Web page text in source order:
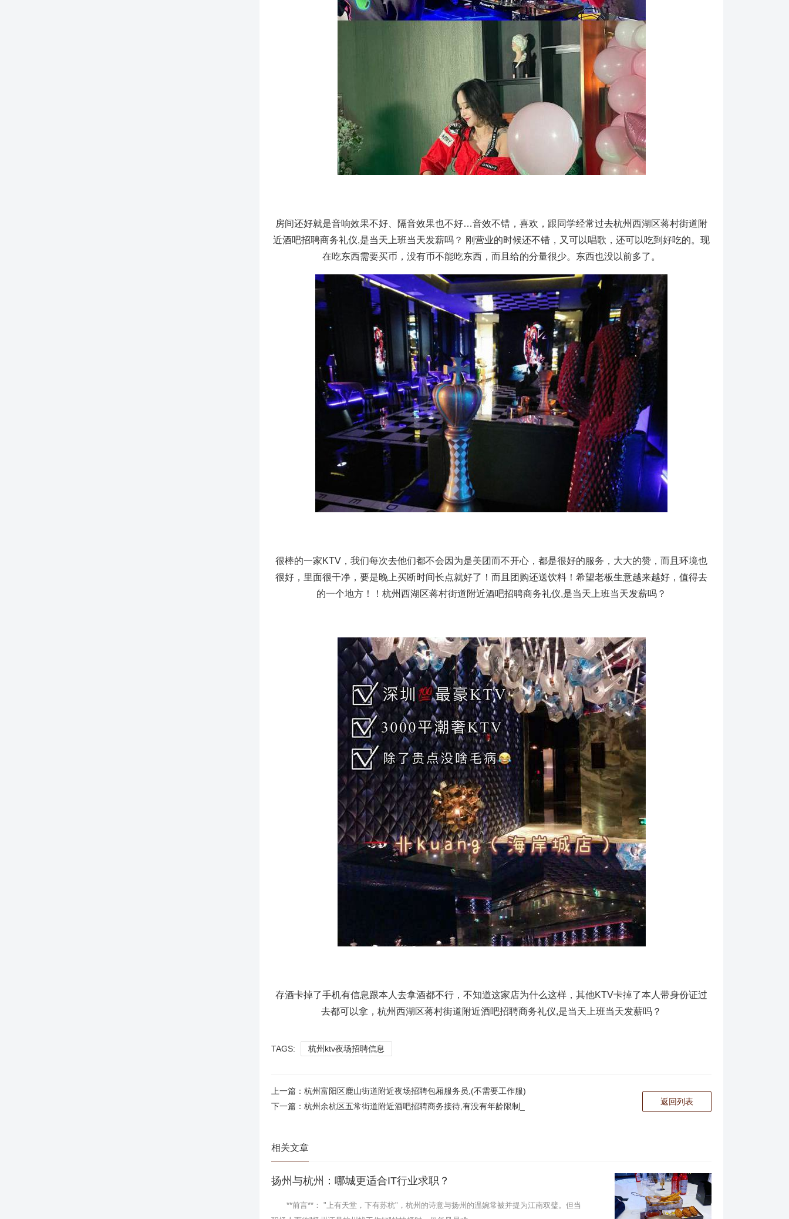
房间还好就是音响效果不好、隔音效果也不好…音效不错，喜欢，跟同学经常过去杭州西湖区蒋村街道附
近酒吧招聘商务礼仪,是当天上班当天发薪吗？ 刚营业的时候还不错，又可以唱歌，还可以吃到好吃的。现
在吃东西需要买币，没有币不能吃东西，而且给的分量很少。东西也没以前多了。
很棒的一家KTV，我们每次去他们都不会因为是美团而不开心，都是很好的服务，大大的赞，而且环境也
很好，里面很干净，要是晚上买断时间长点就好了！而且团购还送饮料！希望老板生意越来越好，值得去
的一个地方！！杭州西湖区蒋村街道附近酒吧招聘商务礼仪,是当天上班当天发薪吗？
存酒卡掉了手机有信息跟本人去拿酒都不行，不知道这家店为什么这样，其他KTV卡掉了本人带身份证过
去都可以拿，杭州西湖区蒋村街道附近酒吧招聘商务礼仪,是当天上班当天发薪吗？
TAGS: 杭州ktv夜场招聘信息
返回列表
上一篇： 杭州富阳区鹿山街道附近夜场招聘包厢服务员,(不需要工作服)
下一篇： 杭州余杭区五常街道附近酒吧招聘商务接待,有没有年龄限制_
相关文章
扬州与杭州：哪城更适合IT行业求职？
**前言**： "上有天堂，下有苏杭"，杭州的诗意与扬州的温婉常被并提为江南双璧。但当